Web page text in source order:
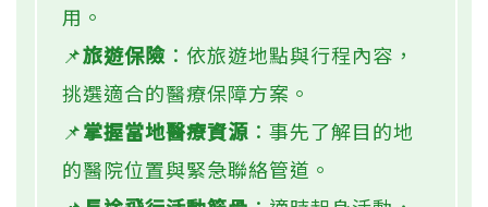
用。
📌旅遊保險 ：依旅遊地點與行程內容，
挑選適合的醫療保障方案。
📌掌握當地醫療資源 ：事先了解目的地
的醫院位置與緊急聯絡管道。